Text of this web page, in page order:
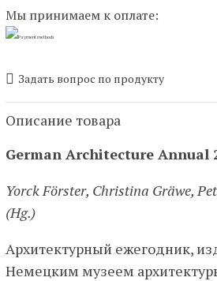
Мы принимаем к оплате:
Задать вопрос по продукту
Описание товара
German Architecture Annual
Yorck Förster, Christina Gräwe,
(Hg.)
Архитектурный ежегодник,
Немецким музеем